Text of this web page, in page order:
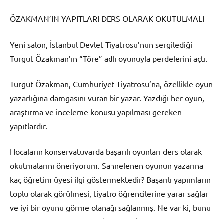
ÖZAKMAN’IN YAPITLARI DERS OLARAK OKUTULMALI
Yeni salon, İstanbul Devlet Tiyatrosu’nun sergilediği
Turgut Özakman’ın “Töre” adlı oyunuyla perdelerini açtı.
Turgut Özakman, Cumhuriyet Tiyatrosu’na, özellikle oyun
yazarlığına damgasını vuran bir yazar. Yazdığı her oyun,
araştırma ve inceleme konusu yapılması gereken
yapıtlardır.
Hocaların konservatuvarda başarılı oyunları ders olarak
okutmalarını öneriyorum. Sahnelenen oyunun yazarına
kaç öğretim üyesi ilgi göstermektedir? Başarılı yapımların
toplu olarak görülmesi, tiyatro öğrencilerine yarar sağlar
ve iyi bir oyunu görme olanağı sağlanmış. Ne var ki, bunu